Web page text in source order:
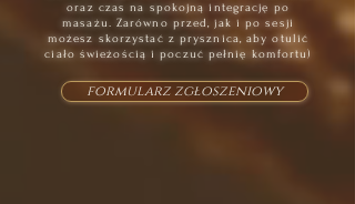
oraz czas na spokojną integrację po
masażu. Zarówno przed, jak i po sesji
możesz skorzystać z prysznica, aby otulić
ciało świeżością i poczuć pełnię komfortu)
formularz zgłoszeniowy